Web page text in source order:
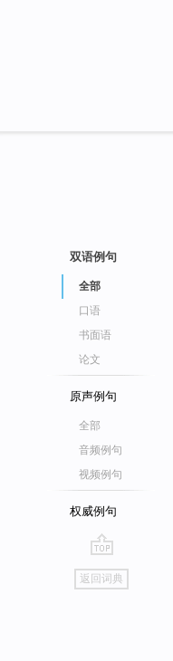
双语例句
全部
口语
书面语
论文
原声例句
全部
音频例句
视频例句
权威例句
go
top
返回词典